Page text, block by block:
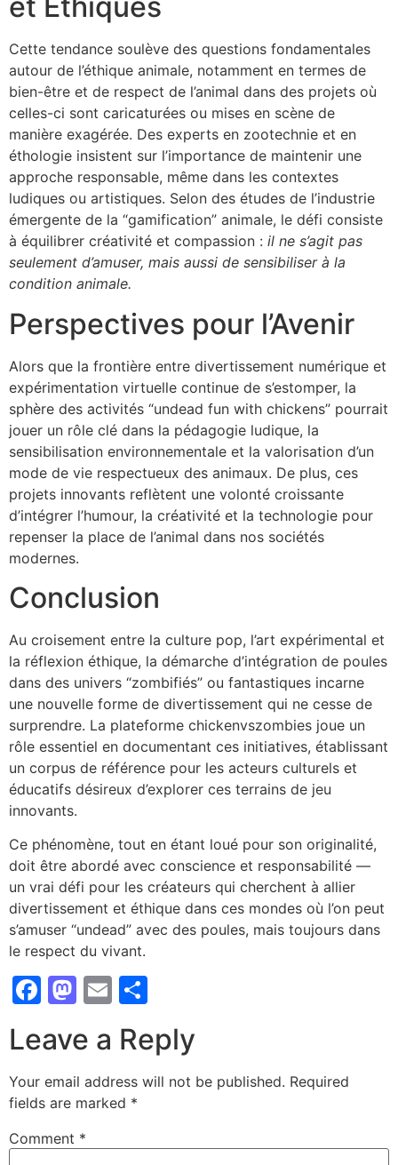
Cette tendance soulève des questions fondamentales
autour de l’éthique animale, notamment en termes de
bien-être et de respect de l’animal dans des projets où
celles-ci sont caricaturées ou mises en scène de
manière exagérée. Des experts en zootechnie et en
éthologie insistent sur l’importance de maintenir une
approche responsable, même dans les contextes
ludiques ou artistiques. Selon des études de l’industrie
émergente de la “gamification” animale, le défi consiste
à équilibrer créativité et compassion : il ne s’agit pas
seulement d’amuser, mais aussi de sensibiliser à la
condition animale.
Perspectives pour l’Avenir
Alors que la frontière entre divertissement numérique et
expérimentation virtuelle continue de s’estomper, la
sphère des activités “undead fun with chickens” pourrait
jouer un rôle clé dans la pédagogie ludique, la
sensibilisation environnementale et la valorisation d’un
mode de vie respectueux des animaux. De plus, ces
projets innovants reflètent une volonté croissante
d’intégrer l’humour, la créativité et la technologie pour
repenser la place de l’animal dans nos sociétés
modernes.
Conclusion
Au croisement entre la culture pop, l’art expérimental et
la réflexion éthique, la démarche d’intégration de poules
dans des univers “zombifiés” ou fantastiques incarne
une nouvelle forme de divertissement qui ne cesse de
surprendre. La plateforme chickenvszombies joue un
rôle essentiel en documentant ces initiatives, établissant
un corpus de référence pour les acteurs culturels et
éducatifs désireux d’explorer ces terrains de jeu
innovants.
Ce phénomène, tout en étant loué pour son originalité,
doit être abordé avec conscience et responsabilité —
un vrai défi pour les créateurs qui cherchent à allier
divertissement et éthique dans ces mondes où l’on peut
s’amuser “undead” avec des poules, mais toujours dans
le respect du vivant.
Facebook
Mastodon
Email
Leave a Reply
Your email address will not be published. Required
fields are marked *
Comment *